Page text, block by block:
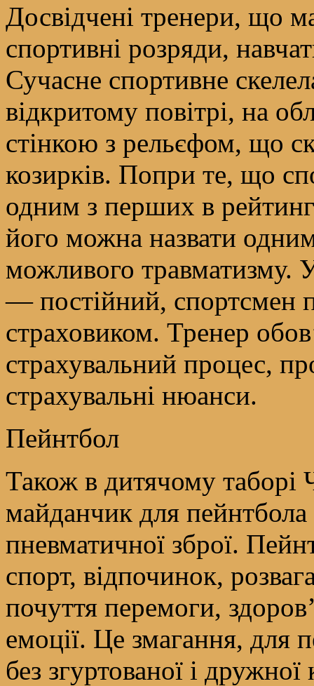
Досвідчені тренери, що
спортивні розряди,
Сучасне спортивне
відкритому повітрі, на
стінкою з рельєфом, що
козирків. Попри те, що
одним з перших в
його можна назвати
можливого травматизму.
— постійний, спортсмен
страховиком. Тренер
страхувальний процес,
страхувальні нюанси.
Пейнтбол
Також в дитячому таборі
майданчик для пейнтбола
пневматичної зброї.
спорт, відпочинок,
почуття перемоги,
емоції. Це змагання, для
без згуртованої і